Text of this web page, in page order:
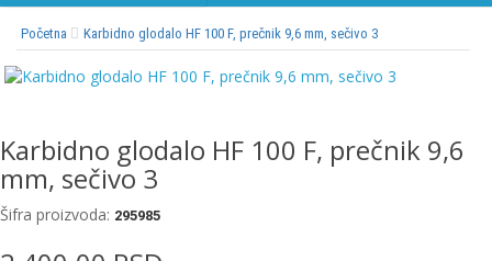
PROIZVODI
Bernardo
Brusne
i
rezne
ploče
Početna Karbidno glodalo HF 100 F, prečnik 9,6 mm, sečivo 3
Karbidno glodalo HF 100 F, prečnik 9,6
mm, sečivo 3
Šifra proizvoda: 295985